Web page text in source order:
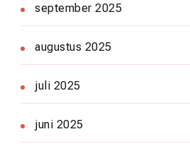
september 2025
augustus 2025
juli 2025
juni 2025